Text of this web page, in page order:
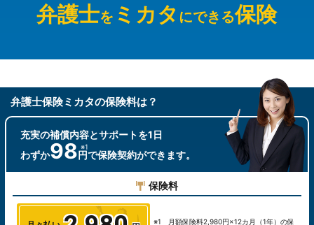
弁護士を ミカタ にできる保険
弁護士保険ミカタの保険料は？
充実の補償内容とサポートを1日
わずか98円で保険契約ができます。
保険料
※1 月額保険料2,980円×12カ月（1年）の保